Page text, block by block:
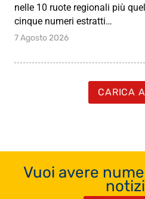
nelle 10 ruote regionali più
cinque numeri estratti…
7 Agosto 2026
CARICA
Vuoi avere